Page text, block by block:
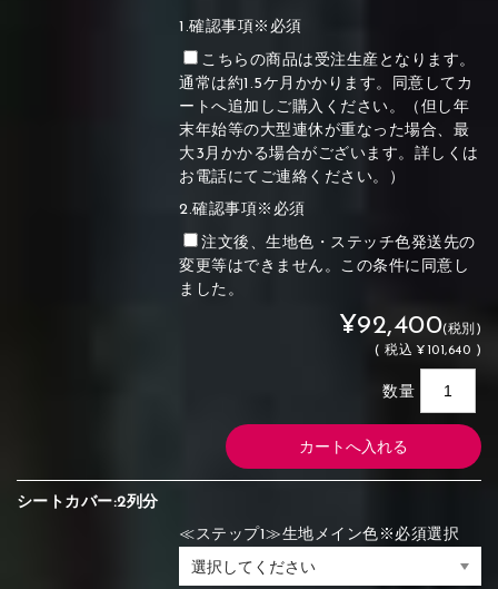
1.確認事項※必須
こちらの商品は受注生産となります。
通常は約1.5ケ月かかります。同意してカ
ートへ追加しご購入ください。（但し年
末年始等の大型連休が重なった場合、最
大3月かかる場合がございます。詳しくは
お電話にてご連絡ください。）
2.確認事項※必須
注文後、生地色・ステッチ色発送先の
変更等はできません。この条件に同意し
ました。
¥92,400(税別)
(税込 ¥101,640 )
数量
シートカバー:2列分
≪ステップ1≫生地メイン色※必須選択